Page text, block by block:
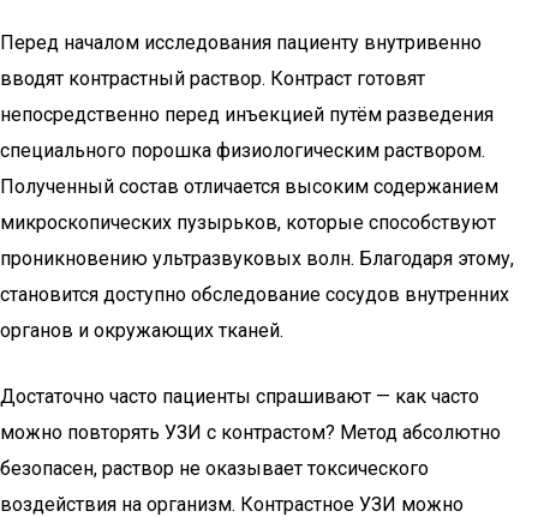
Перед началом исследования пациенту внутривенно
вводят контрастный раствор. Контраст готовят
непосредственно перед инъекцией путём разведения
специального порошка физиологическим раствором.
Полученный состав отличается высоким содержанием
микроскопических пузырьков, которые способствуют
проникновению ультразвуковых волн. Благодаря этому,
становится доступно обследование сосудов внутренних
органов и окружающих тканей.
Достаточно часто пациенты спрашивают — как часто
можно повторять УЗИ с контрастом? Метод абсолютно
безопасен, раствор не оказывает токсического
воздействия на организм. Контрастное УЗИ можно